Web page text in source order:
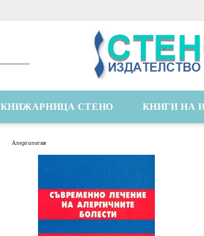
КНИЖАРНИЦА СТЕНО КНИГИ НА
Алергология